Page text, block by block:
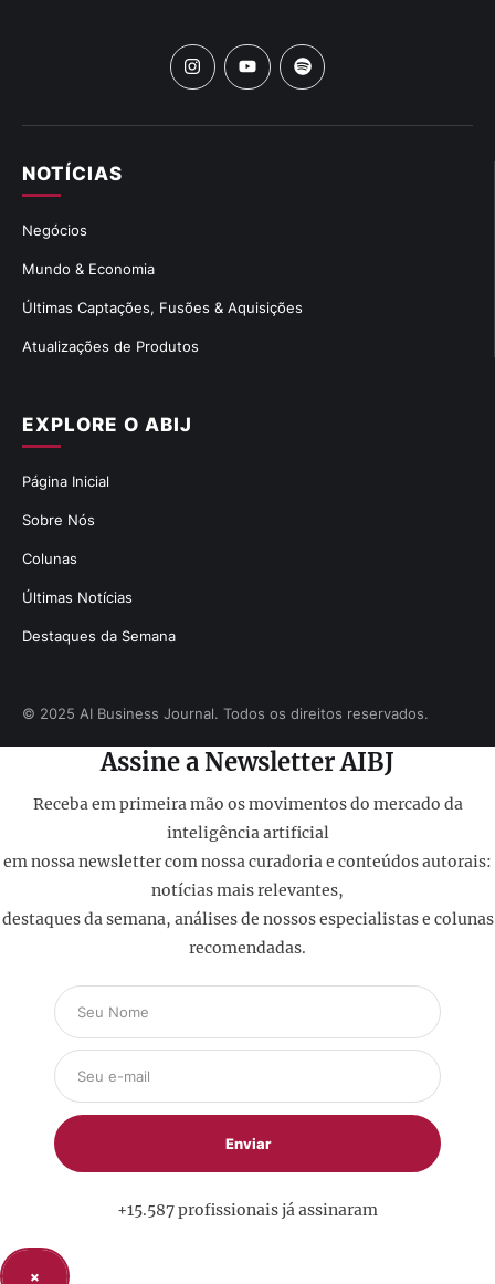
EXPLORE O ABIJ
Página Inicial
Sobre Nós
Colunas
Últimas Notícias
Destaques da Semana
NOTÍCIAS
Negócios
Mundo & Economia
Últimas Captações, Fusões & Aquisições
Atualizações de Produtos
© 2025 AI Business Journal. Todos os direitos reservados.
Assine a Newsletter AIBJ
Receba em primeira mão os movimentos do mercado da
inteligência artificial
em nossa newsletter com nossa curadoria e conteúdos autorais:
notícias mais relevantes,
destaques da semana, análises de nossos especialistas e colunas
recomendadas.
+15.587 profissionais já assinaram
×